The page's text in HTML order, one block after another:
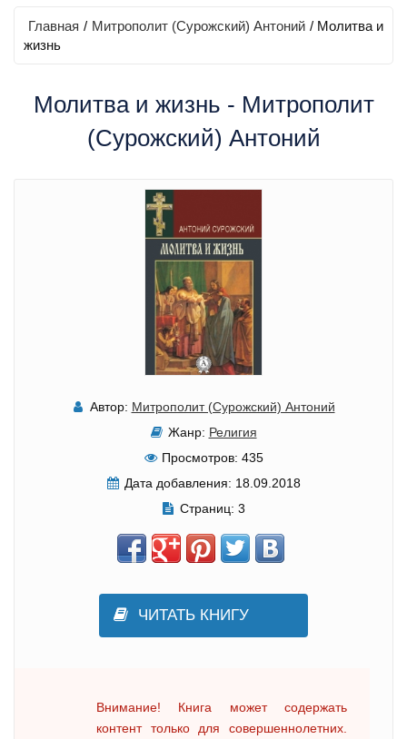
Главная / Митрополит (Сурожский) Антоний / Молитва и
жизнь
Молитва и жизнь - Митрополит
(Сурожский) Антоний
Автор: Митрополит (Сурожский) Антоний
Жанр: Религия
Просмотров: 435
Дата добавления: 18.09.2018
Страниц: 3
ЧИТАТЬ КНИГУ
Внимание! Книга может содержать
контент только для совершеннолетних.